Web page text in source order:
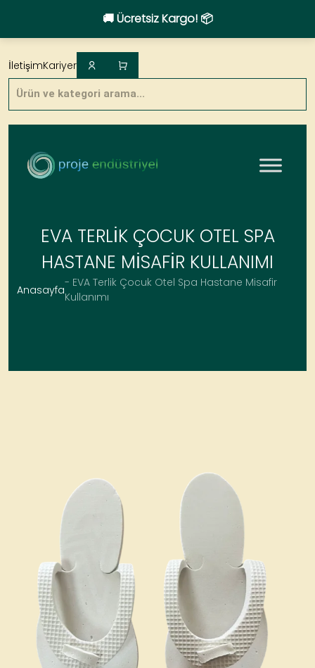
🚚 Ücretsiz Kargo! 📦
to
content
Products
search
İletişimKariyer
EVA TERLIK ÇOCUK OTEL SPA
HASTANE MISAFIR KULLANIMI
Anasayfa
- EVA Terlik Çocuk Otel Spa Hastane Misafir
Kullanımı